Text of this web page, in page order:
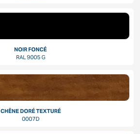
NOIR FONCÉ
RAL 9005 G
CHÊNE DORÉ TEXTURÉ
0007D